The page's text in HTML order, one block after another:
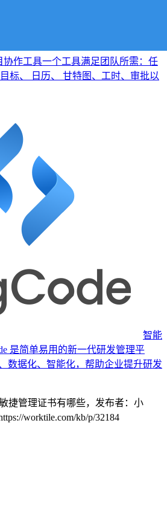
协作工具一个工具满足团队所需：任
标、 日历、 甘特图、工时、审批以
智能
是简单易用的新一代研发管理平
数据化、智能化，帮助企业提升研发
捷管理证书有哪些，发布者：小
worktile.com/kb/p/32184